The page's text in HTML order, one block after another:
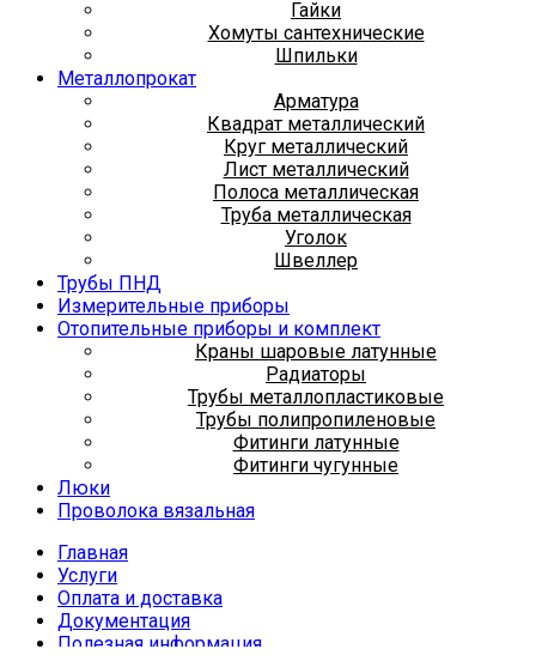
Гайки
Хомуты сантехнические
Шпильки
Металлопрокат
Арматура
Квадрат металлический
Круг металлический
Лист металлический
Полоса металлическая
Труба металлическая
Уголок
Швеллер
Трубы ПНД
Измерительные приборы
Отопительные приборы и комплект
Краны шаровые латунные
Радиаторы
Трубы металлопластиковые
Трубы полипропиленовые
Фитинги латунные
Фитинги чугунные
Люки
Проволока вязальная
Главная
Услуги
Оплата и доставка
Документация
Полезная информация